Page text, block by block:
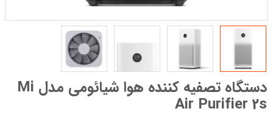
دستگاه تصفیه کننده هوا شیائومی مدل Mi
Air Purifier 2s